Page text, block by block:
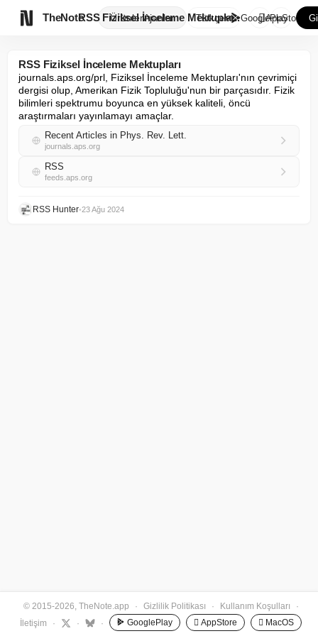
TheNote ÜrünlerAjanlar
RSS Fiziksel İnceleme Mektupla...
Türkçe GooglePlay
AppStore
RSS Fiziksel İnceleme Mektupları
journals.aps.org/prl, Fiziksel İnceleme Mektupları'nın çevrimiçi
dergisi olup, Amerikan Fizik Topluluğu'nun bir parçasıdır. Fizik
bilimleri spektrumu boyunca en yüksek kaliteli, öncü
araştırmaları yayınlamayı amaçlar.
Recent Articles in Phys. Rev. Lett.
journals.aps.org
RSS
feeds.aps.org
RSS Hunter•23 Ağu 2024
© 2015-2026, TheNote.app · Gizlilik Politikası · Kullanım Koşulları
·
İletişim
· · · GooglePlay  AppStore  MacOS